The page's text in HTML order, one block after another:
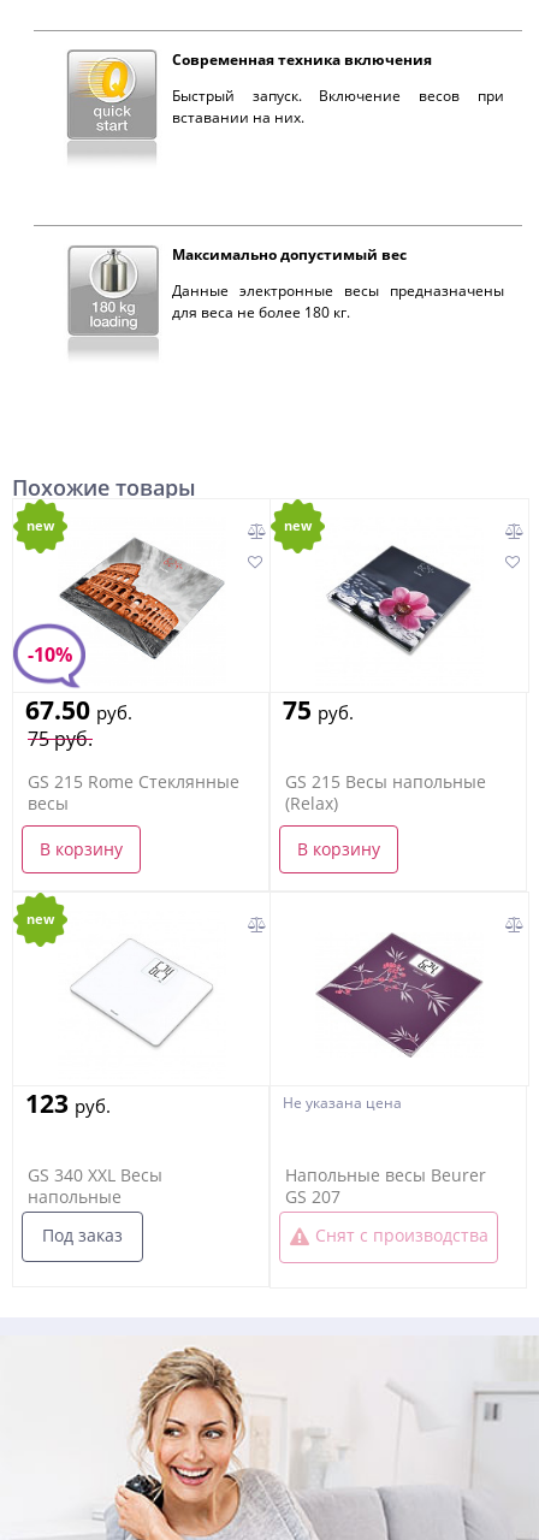
Современная техника включения
Быстрый запуск. Включение весов при
вставании на них.
Максимально допустимый вес
Данные электронные весы предназначены
для веса не более 180 кг.
Похожие товары
new
-10%
75 руб.
67.50 руб.
GS 215 Rome Стеклянные
весы
В корзину
new
75 руб.
GS 215 Весы напольные
(Relax)
В корзину
new
123 руб.
GS 340 XXL Весы
напольные
Под заказ
Не указана цена
Напольные весы Beurer
GS 207
Снят с производства